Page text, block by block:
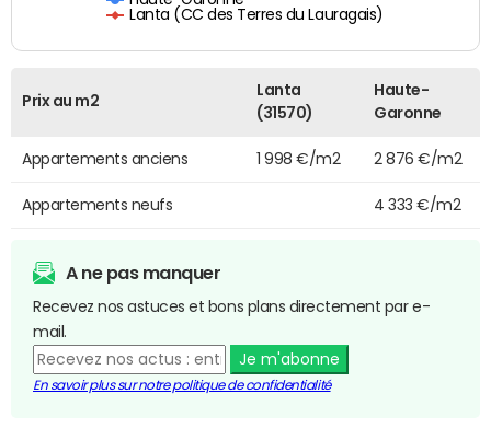
Lanta (CC des Terres du Lauragais)
Prix au m2
Lanta
(31570)
Haute-
Garonne
Appartements anciens 1 998 €/m2 2 876 €/m2
Appartements neufs 4 333 €/m2
A ne pas manquer
Recevez nos astuces et bons plans directement par e-
mail.
Je m'abonne
En savoir plus sur notre politique de confidentialité